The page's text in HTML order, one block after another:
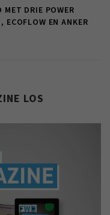
MET DRIE POWER
EN ANKER
LOS